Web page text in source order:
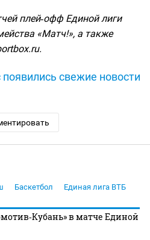
плей‑офф Единой лиги
«Матч!», а также
свежие новости
Баскетбол Единая лига ВТБ
в матче Единой